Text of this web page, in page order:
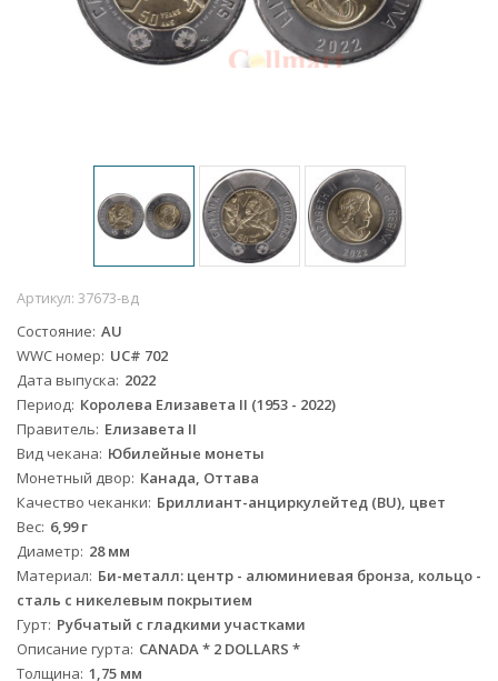
Артикул: 37673-вд
Состояние AU
WWC номер UC# 702
Дата выпуска 2022
Период Королева Елизавета II (1953 - 2022)
Правитель Елизавета II
Вид чекана Юбилейные монеты
Монетный двор Канада, Оттава
Качество чеканки Бриллиант-анциркулейтед (BU), цвет
Вес 6,99 г
Диаметр 28 мм
Материал Би-металл: центр - алюминиевая бронза, кольцо -
сталь с никелевым покрытием
Гурт Рубчатый с гладкими участками
Описание гурта CANADA * 2 DOLLARS *
Толщина 1,75 мм